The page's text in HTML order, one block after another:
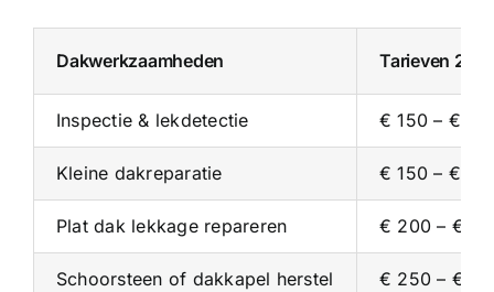
Dakwerkzaamheden Tarieven
Inspectie & lekdetectie € 150 – €
Kleine dakreparatie € 150 – €
Plat dak lekkage repareren € 200 – €
Schoorsteen of dakkapel herstel € 250 – €